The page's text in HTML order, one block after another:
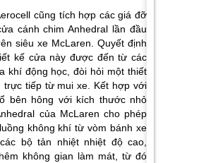
cũng tích hợp các giá đỡ
cánh chim Anhedral lần đầu
siêu xe McLaren. Quyết định
kế cửa này được đến từ các
khí động học, đòi hỏi một thiết
trực tiếp từ mui xe. Kết hợp với
bên hông với kích thước nhỏ
của McLaren cho phép
không khí từ vòm bánh xe
bộ tản nhiệt nhiệt độ cao,
không gian làm mát, từ đó